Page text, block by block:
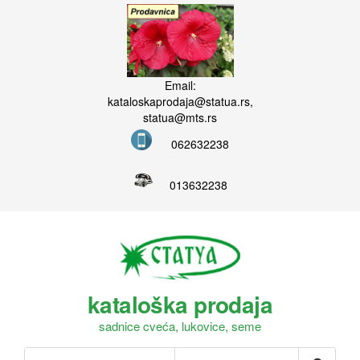
Email:
kataloskaprodaja@statua.rs,
statua@mts.rs
062632238
013632238
kataloška prodaja
sadnice cveća, lukovice, seme